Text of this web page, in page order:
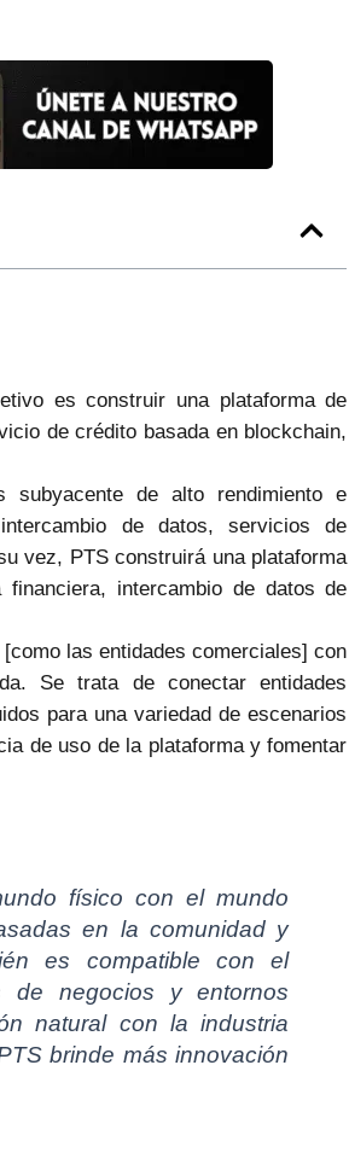
es construir una plataforma de
de crédito basada en blockchain,
subyacente de alto rendimiento e
de datos, servicios de
vez, PTS construirá una plataforma
intercambio de datos de
las entidades comerciales] con
Se trata de conectar entidades
para una variedad de escenarios
de uso de la plataforma y fomentar
físico con el mundo
en la comunidad y
es compatible con el
de negocios y entornos
natural con la industria
brinde más innovación